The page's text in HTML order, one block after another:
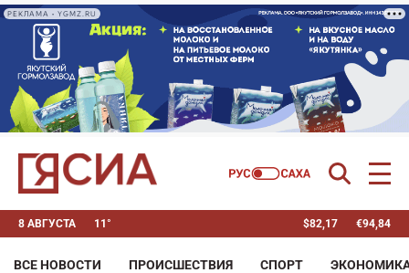
РЕКЛАМА • YGMZ.RU
8 АВГУСТА 11° $82,17 €94,84
ВСЕ НОВОСТИ ПРОИСШЕСТВИЯ СПОРТ